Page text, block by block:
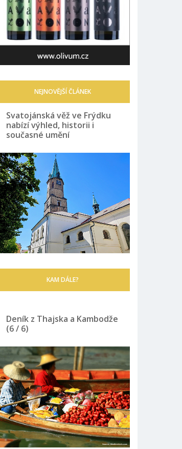
NEJNOVĚJŠÍ ČLÁNEK
Svatojánská věž ve Frýdku
nabízí výhled, historii i
současné umění
KAM DÁLE?
Deník z Thajska a Kambodže
(6 / 6)